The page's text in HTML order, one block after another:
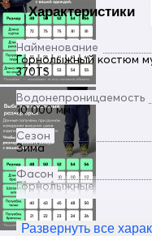
Характеристики
Найменование
Горнолыжный костюм
370TS
Водонепроницаемость
10 000 мм
Сезон
Зима
Фасон
Горнолыжные
Пол
Мужской
Развернуть все